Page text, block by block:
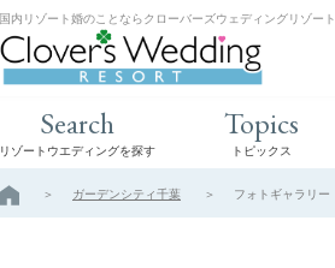
国内リゾート婚のことならクローバーズウェディングリゾート
Search
リゾートウエディングを探す
Topics
トピックス
ガーデンシティ千葉 フォトギャラリー